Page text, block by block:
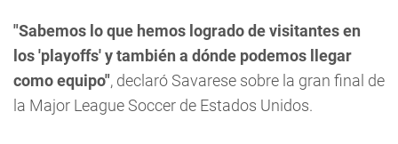
"Sabemos lo que hemos logrado de visitantes en
los 'playoffs' y también a dónde podemos llegar
como equipo", declaró Savarese sobre la gran final de
la Major League Soccer de Estados Unidos.